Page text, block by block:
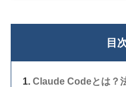
目
Claude Codeとは？